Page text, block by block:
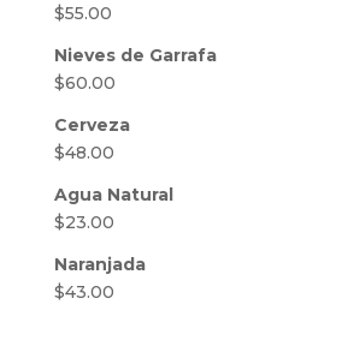
$55.00
Nieves de Garrafa
$60.00
Cerveza
$48.00
Agua Natural
$23.00
Naranjada
$43.00